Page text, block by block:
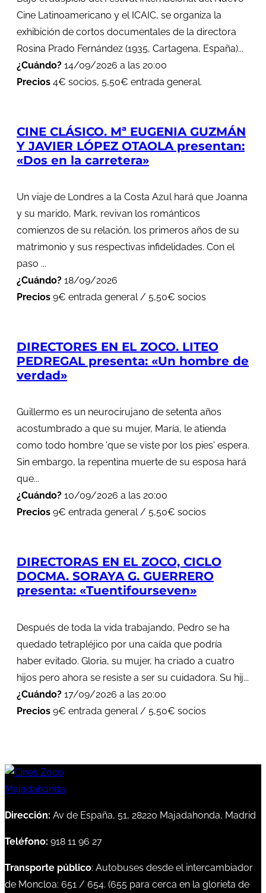
Cine Latinoamericano y el ICAIC, se organiza la
exhibición de cortos documentales de la directora
Rosina Prado Fernández (1935, Cartagena, España)...
¿Cuándo? 14/09/2026 a las 20:00
Precios 4€ socios, 5,50€ entrada general.
CINE CLÁSICO. Mª EUGENIA GUZMÁN
Y JAVIER LÓPEZ OTAOLA presentan:
«Dos en la carretera»
Un viaje de Londres a la Costa Azul hará que Joanna
y su marido, Mark, revivan los románticos
comienzos de su relación, los primeros años de su
matrimonio y sus respectivas infidelidades. Con el
paso ...
¿Cuándo? 18/09/2026
Precios 9€ entrada general / 5,50€ socios
DIRECTORES EN EL ZOCO. LITEO
PEDREGAL presenta: «Un hombre de
verdad»
Guillermo es un neurocirujano de setenta años
acostumbrado a que su mujer, María, le atienda
como todo hombre 'que se viste por los pies' espera.
Sin embargo, la repentina muerte de su esposa hará
que...
¿Cuándo? 10/09/2026 a las 20:00
Precios 9€ entrada general / 5,50€ socios
DIRECTORAS EN EL ZOCO, CICLO
DOCMA. SORAYA G. GUERRERO
presenta: «Tuentifourseven»
Después de toda la vida trabajando, Pedro se ha
quedado tetrapléjico por una caída que podría
haber evitado. Gloria, su mujer, ha criado a cuatro
hijos pero ahora se resiste a ser su cuidadora. Su hij...
¿Cuándo? 17/09/2026 a las 20:00
Precios 9€ entrada general / 5,50€ socios
Dirección: Av de España, 51, 28220 Majadahonda, Madrid
Teléfono: 918 11 96 27
Transporte público: Autobuses desde el intercambiador
de Moncloa: 651 / 654. (655 para cerca en la glorieta de